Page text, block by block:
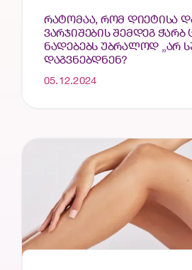
ᲠᲐᲢᲝᲛᲐᲐ, ᲠᲝᲛ ᲓᲘᲔᲢᲘᲡᲐ
ᲕᲐᲠᲯᲘᲨᲔᲑᲘᲡ ᲨᲔᲛᲓᲔᲒ ᲭᲐᲠᲑ
ᲜᲐᲓᲔᲑᲔᲑᲡ ᲣᲑᲠᲐᲚᲝᲓ „ᲐᲠ
ᲓᲐᲒᲕᲜᲔᲑᲓᲜᲔᲜ?
05.12.2024